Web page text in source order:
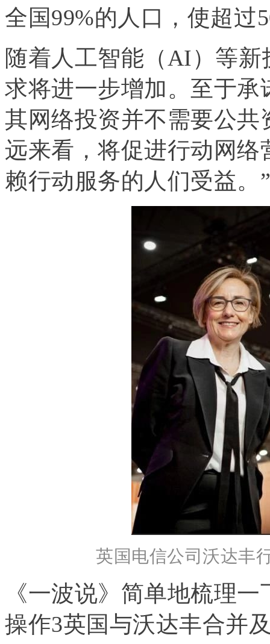
全国99%的人口，使超过
随着人工智能（AI）等
求将进一步增加。至于承
其网络投资并不需要公
远来看，将促进行动网
赖行动服务的人们受益。
英国电信公司沃达丰
《一波说》简单地梳理
操作3英国与沃达丰合并